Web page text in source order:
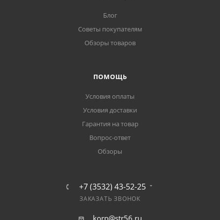
Блог
Советы покупателям
Обзоры товаров
ПОМОЩЬ
Условия оплаты
Условия доставки
Гарантия на товар
Вопрос-ответ
Обзоры
+7 (3532) 43-52-25
ЗАКАЗАТЬ ЗВОНОК
korp@str56.ru